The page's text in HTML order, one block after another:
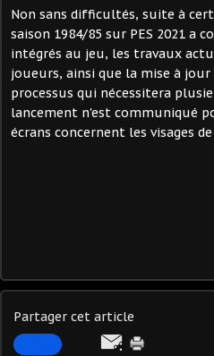
Non sans difficultés, suite à
saison 1984/85 sur PES 2021 a
intégrés au jeu, les travaux
joueurs, ainsi que la mise à
processus qui nécessitera
lancement n'est communiqué
écrans concernent les visages
Partager cet article